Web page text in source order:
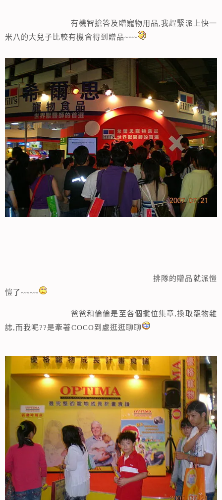
有機智搶答及贈寵物用品,我趕緊派上快一
米八的大兒子比較有機會得到贈品~~~
排隊的贈品就派愷
愷了~~~~
爸爸和倫倫是至各個攤位集章,換取寵物雜
誌,而我呢??是牽著COCO到處逛逛聊聊